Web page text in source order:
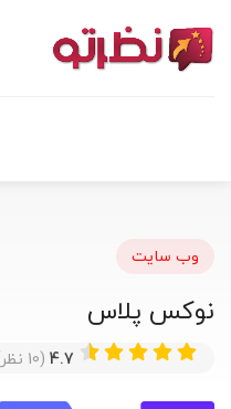
وب سایت
نوکس پلاس
4.7 (10 نظر)